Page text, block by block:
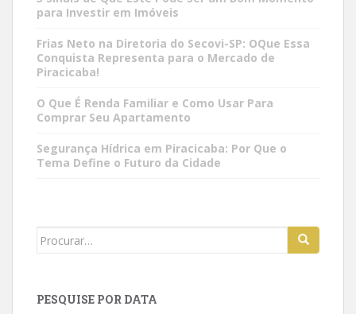
para Investir em Imóveis
Frias Neto na Diretoria do Secovi-SP: OQue Essa
Conquista Representa para o Mercado de
Piracicaba!
O Que É Renda Familiar e Como Usar Para
Comprar Seu Apartamento
Segurança Hídrica em Piracicaba: Por Que o
Tema Define o Futuro da Cidade
Search
PESQUISE POR DATA